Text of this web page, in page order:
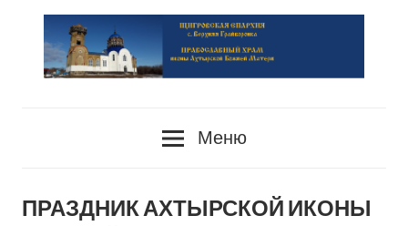
Перейти
содержимому
HRAM.RU
Меню
ПРАЗДНИК АХТЫРСКОЙ ИКОНЫ